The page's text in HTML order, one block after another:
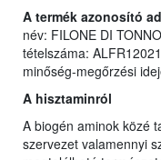
A termék azonosító
név: FILONE DI
tételszáma:
minőség-megőrzési
A hisztaminról
A biogén aminok közé
szervezet valamennyi